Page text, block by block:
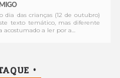
dia das crianças (12 de outubro)
texto temático, mas diferente
acostumado a ler por a...
•